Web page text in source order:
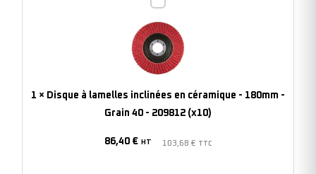
lamelles
inclinées
en
céramique
-
1 × Disque à lamelles inclinées en céramique - 180mm -
Grain 40 - 209812 (x10)
86,40 € HT 103,68 € TTC